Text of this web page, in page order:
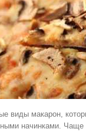
виды макарон,
начинками. Чаще